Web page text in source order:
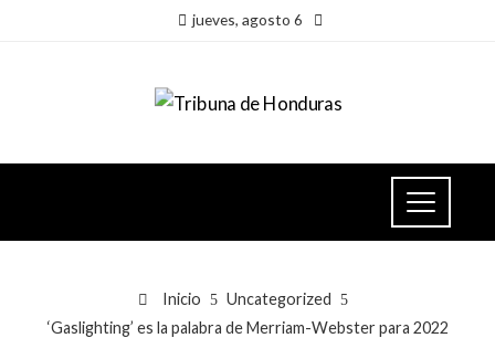
jueves, agosto 6
Inicio
Uncategorized
‘Gaslighting’ es la palabra de Merriam-Webster para 2022